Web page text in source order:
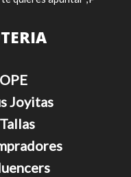
Joyitas